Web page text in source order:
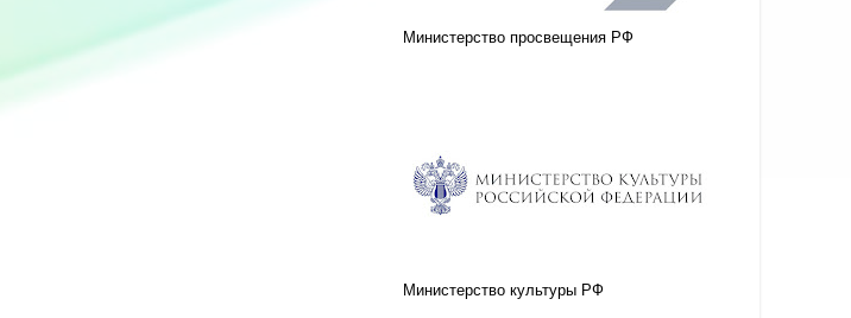
Министерство просвещения РФ
Министерство культуры РФ